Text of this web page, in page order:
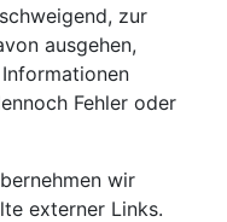
zur
ausgehen,
Fehler oder
wir
externer Links.